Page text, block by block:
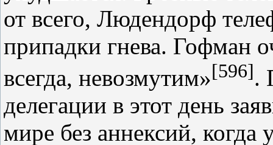
от всего, Людендорф
припадки гнева. Гофман
всегда, невозмутим»[596].
делегации в этот день
мире без аннексий,